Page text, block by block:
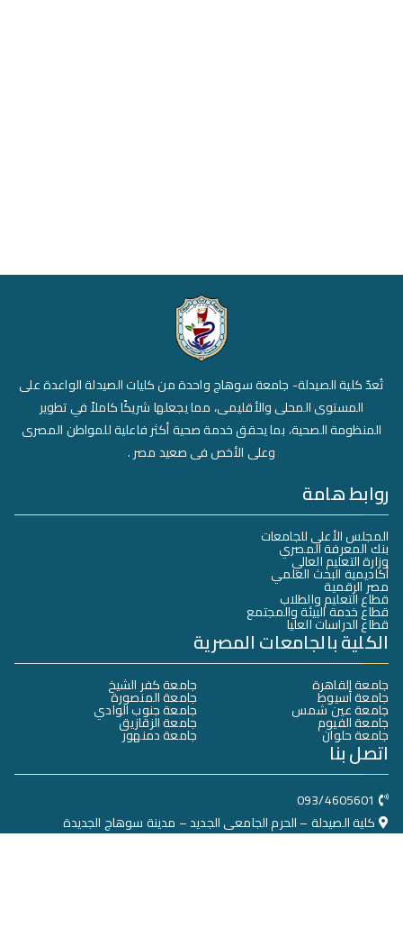
تُعدّ كلية الصيدلة- جامعة سوهاج واحدة من كليات الصيدلة الواعدة على
المستوى المحلى والأقليمى، مما يجعلها شريكًا كاملاً في تطوير
المنظومة الصحية، بما يحقق خدمة صحية أكثر فاعلية للمواطن المصرى
وعلى الأخص فى صعيد مصر .
روابط هامة
المجلس الأعلى للجامعات
بنك المعرفة المصري
وزارة التعليم العالي
أكاديمية البحث العلمي
مصر الرقمية
قطاع التعليم والطلاب
قطاع خدمة البيئة والمجتمع
قطاع الدراسات العليا
الكلية بالجامعات المصرية
جامعة القاهرة
جامعة أسيوط
جامعة عين شمس
جامعة الفيوم
جامعة حلوان
جامعة كفر الشيخ
جامعة المنصورة
جامعة جنوب الوادي
جامعة الزقازيق
جامعة دمنهور
اتصل بنا
093/4605601
كلية الصيدلة – الحرم الجامعى الجديد – مدينة سوهاج الجديدة